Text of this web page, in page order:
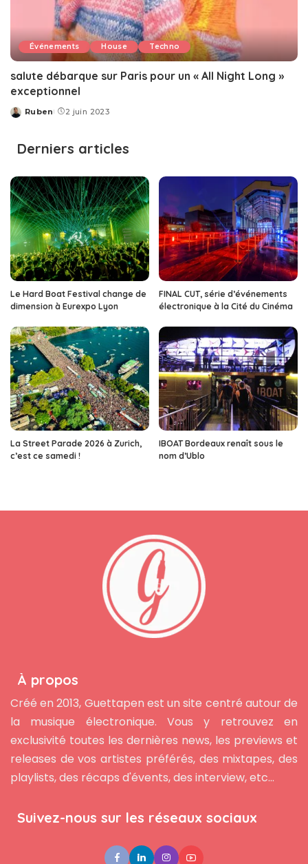
Événements House Techno
salute débarque sur Paris pour un « All Night Long »
exceptionnel
Posted
Ruben 2 juin 2023
Derniers articles
Le Hard Boat Festival change de
dimension à Eurexpo Lyon
FINAL CUT, série d’événements
électronique à la Cité du Cinéma
La Street Parade 2026 à Zurich,
c’est ce samedi !
IBOAT Bordeaux renaît sous le
nom d’Ublo
À propos
Créé en 2013, Guettapen est un site centré autour de
la musique électronique. Vous y retrouvez en
exclusivité toutes les dernières news, les previews et
releases de vos artistes préférés, des mixtapes, des
playlists, des récaps d'évents, des interview, etc...
Suivez-nous sur les réseaux sociaux